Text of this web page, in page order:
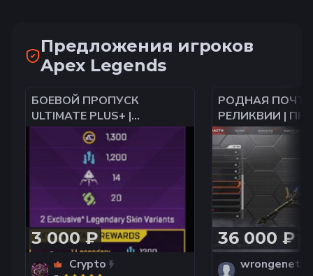
Предложения игроков
Apex Legends
БОЕВОЙ ПРОПУСК
ULTIMATE PLUS+ |
ОФИЦИАЛЬНО НА ЛЮБОЙ
АККАУНТ | ЛЮБАЯ
ПЛАТФОРМА
3 000 ₽
Crypto
РОДНАЯ ПОЧТА
РЕЛИКВИИ |
СЕЗОНА | 568
36 000 ₽
wrongenetic